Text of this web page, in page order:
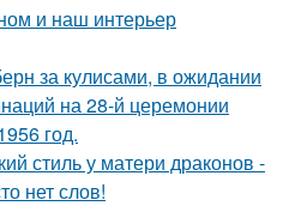
и наш интерьер
за кулисами, в ожидании
на 28-й церемонии
год.
стиль у матери драконов -
нет слов!